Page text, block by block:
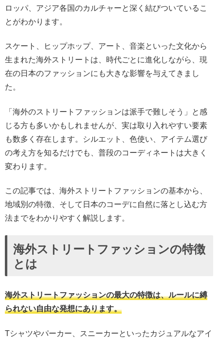
ロッパ、アジア各国のカルチャーと深く結びついているこ
とがわかります。
スケート、ヒップホップ、アート、音楽といった文化から
生まれた海外ストリートは、時代ごとに進化しながら、現
在の日本のファッションにも大きな影響を与えてきまし
た。
「海外のストリートファッションは派手で難しそう」と感
じる方も多いかもしれませんが、実は取り入れやすい要素
も数多く存在します。シルエット、色使い、アイテム選び
の考え方を知るだけでも、普段のコーディネートは大きく
変わります。
この記事では、海外ストリートファッションの基本から、
地域別の特徴、そして日本のコーデに自然に落とし込む方
法までをわかりやすく解説します。
海外ストリートファッションの特徴
とは
海外ストリートファッションの最大の特徴は、ルールに縛
られない自由な発想にあります。
Tシャツやパーカー、スニーカーといったカジュアルなアイ